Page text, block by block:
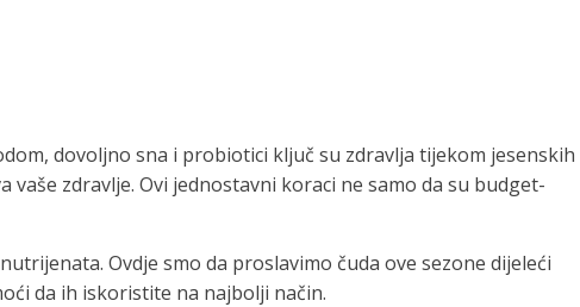
dovoljno sna i probiotici ključ su zdravlja tijekom jesenskih
zdravlje. Ovi jednostavni koraci ne samo da su budget-
Ovdje smo da proslavimo čuda ove sezone dijeleći
da ih iskoristite na najbolji način.